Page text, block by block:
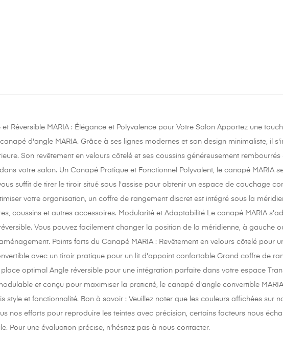
Réversible MARIA : Élégance et Polyvalence pour Votre Salon Apportez une
d'angle MARIA. Grâce à ses lignes modernes et son design minimaliste, il
Son revêtement en velours côtelé et ses coussins généreusement
votre salon. Un Canapé Pratique et Fonctionnel Polyvalent, le canapé MARIA
suffit de tirer le tiroir situé sous l'assise pour obtenir un espace de couchage
votre organisation, un coffre de rangement discret est intégré sous la
coussins et autres accessoires. Modularité et Adaptabilité Le canapé MARIA
Vous pouvez facilement changer la position de la méridienne, à gauche
Points forts du Canapé MARIA : Revêtement en velours côtelé pour
avec un tiroir pratique pour un lit d'appoint confortable Grand coffre de
optimal Angle réversible pour une intégration parfaite dans votre espace
et conçu pour maximiser la praticité, le canapé d'angle convertible
style et fonctionnalité. Bon à savoir : Veuillez noter que les couleurs affichées sur
nos efforts pour reproduire les teintes avec précision, certains facteurs nous
Pour une évaluation précise, n'hésitez pas à nous contacter.